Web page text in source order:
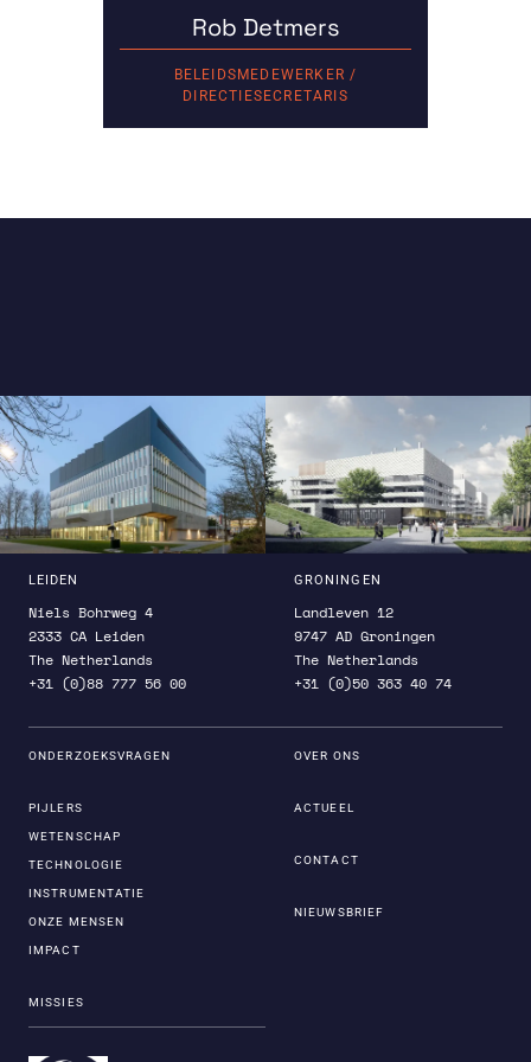
Rob Detmers
BELEIDSMEDEWERKER /
DIRECTIESECRETARIS
LEIDEN
Niels Bohrweg 4
2333 CA Leiden
The Netherlands
+31 (0)88 777 56 00
GRONINGEN
Landleven 12
9747 AD Groningen
The Netherlands
+31 (0)50 363 40 74
ONDERZOEKSVRAGEN
PIJLERS
WETENSCHAP
TECHNOLOGIE
INSTRUMENTATIE
ONZE MENSEN
IMPACT
MISSIES
OVER ONS
ACTUEEL
CONTACT
NIEUWSBRIEF